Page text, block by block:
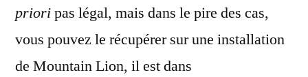
prioripas légal, mais dans le pire des cas,
vous pouvez le récupérer sur une installation
de Mountain Lion, il est dans